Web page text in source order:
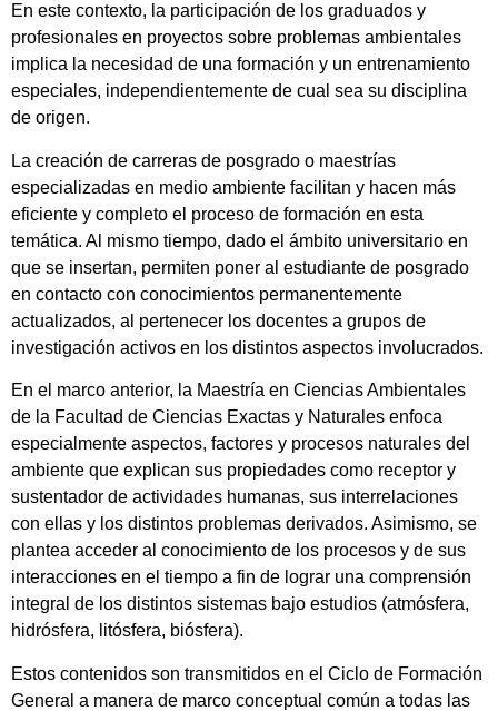
En este contexto, la participación de los graduados y
profesionales en proyectos sobre problemas ambientales
implica la necesidad de una formación y un entrenamiento
especiales, independientemente de cual sea su disciplina
de origen.
La creación de carreras de posgrado o maestrías
especializadas en medio ambiente facilitan y hacen más
eficiente y completo el proceso de formación en esta
temática. Al mismo tiempo, dado el ámbito universitario en
que se insertan, permiten poner al estudiante de posgrado
en contacto con conocimientos permanentemente
actualizados, al pertenecer los docentes a grupos de
investigación activos en los distintos aspectos involucrados.
En el marco anterior, la Maestría en Ciencias Ambientales
de la Facultad de Ciencias Exactas y Naturales enfoca
especialmente aspectos, factores y procesos naturales del
ambiente que explican sus propiedades como receptor y
sustentador de actividades humanas, sus interrelaciones
con ellas y los distintos problemas derivados. Asimismo, se
plantea acceder al conocimiento de los procesos y de sus
interacciones en el tiempo a fin de lograr una comprensión
integral de los distintos sistemas bajo estudios (atmósfera,
hidrósfera, litósfera, biósfera).
Estos contenidos son transmitidos en el Ciclo de Formación
General a manera de marco conceptual común a todas las